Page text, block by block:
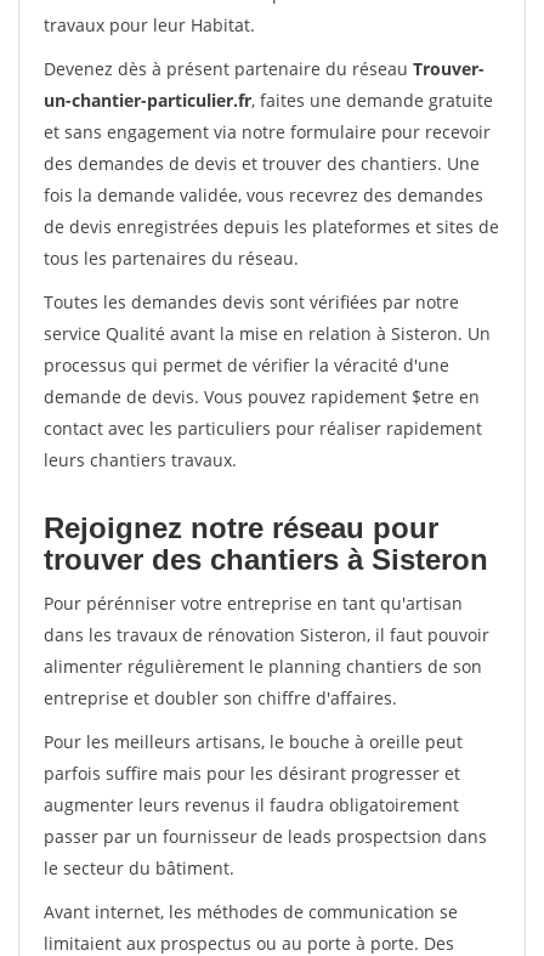
travaux pour leur Habitat.
Devenez dès à présent partenaire du réseau Trouver-
un-chantier-particulier.fr, faites une demande gratuite
et sans engagement via notre formulaire pour recevoir
des demandes de devis et trouver des chantiers. Une
fois la demande validée, vous recevrez des demandes
de devis enregistrées depuis les plateformes et sites de
tous les partenaires du réseau.
Toutes les demandes devis sont vérifiées par notre
service Qualité avant la mise en relation à Sisteron. Un
processus qui permet de vérifier la véracité d'une
demande de devis. Vous pouvez rapidement $etre en
contact avec les particuliers pour réaliser rapidement
leurs chantiers travaux.
Rejoignez notre réseau pour
trouver des chantiers à Sisteron
Pour pérénniser votre entreprise en tant qu'artisan
dans les travaux de rénovation Sisteron, il faut pouvoir
alimenter régulièrement le planning chantiers de son
entreprise et doubler son chiffre d'affaires.
Pour les meilleurs artisans, le bouche à oreille peut
parfois suffire mais pour les désirant progresser et
augmenter leurs revenus il faudra obligatoirement
passer par un fournisseur de leads prospectsion dans
le secteur du bâtiment.
Avant internet, les méthodes de communication se
limitaient aux prospectus ou au porte à porte. Des